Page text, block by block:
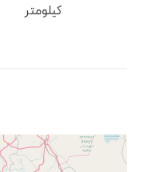
کیلومتر